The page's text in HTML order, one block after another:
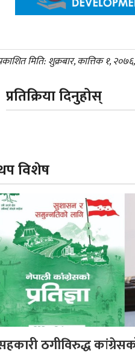
मिति: शुक्रबार, कात्तिक १,
प्रतिक्रिया दिनुहोस्
विशेष
ठगीविरुद्ध